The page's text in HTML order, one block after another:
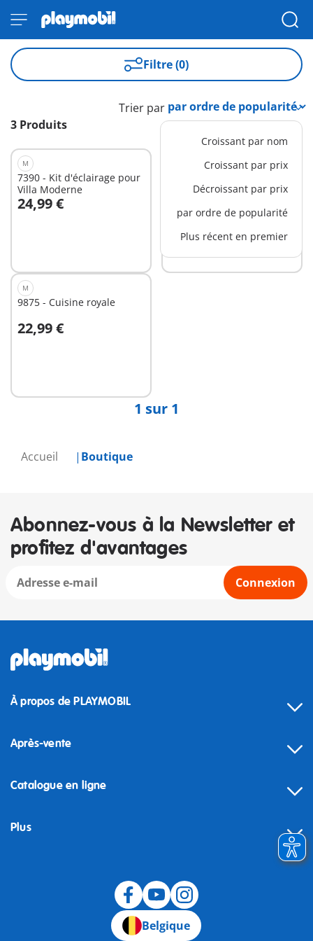
Accueil Boutique
Filtre (0)
3 Produits
Trier par
Croissant par nom
Croissant par prix
Décroissant par prix
par ordre de popularité
Plus récent en premier
M
7390 - Kit d'éclairage pour
Villa Moderne
24,99 €
Au panier
dans l'arbre
Au panier
M
9875 - Cuisine royale
22,99 €
1 sur 1
Abonnez-vous à la Newsletter et
profitez d'avantages
Connexion
À propos de PLAYMOBIL
Après-vente
Catalogue en ligne
Plus
Belgique